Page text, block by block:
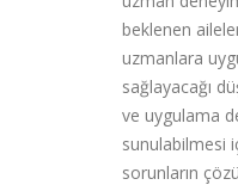
beklenen
uzmanlara
sağlayacağı
ve uygulama
sunulabilmesi
sorunların